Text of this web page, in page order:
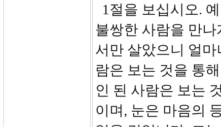
1절을 보십시오.
불쌍한 사람을 만
서만 살았으니 얼
람은 보는 것을 통
인 된 사람은 보는
이며, 눈은 마음의